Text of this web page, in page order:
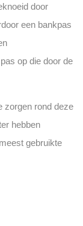
door
een bankpas
op die door de
zorgen rond deze
hebben
gebruikte